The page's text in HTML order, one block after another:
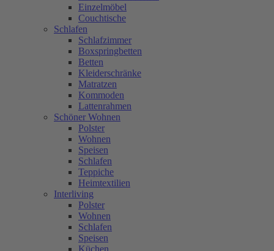
Einzelmöbel
Couchtische
Schlafen
Schlafzimmer
Boxspringbetten
Betten
Kleiderschränke
Matratzen
Kommoden
Lattenrahmen
Schöner Wohnen
Polster
Wohnen
Speisen
Schlafen
Teppiche
Heimtextilien
Interliving
Polster
Wohnen
Schlafen
Speisen
Küchen